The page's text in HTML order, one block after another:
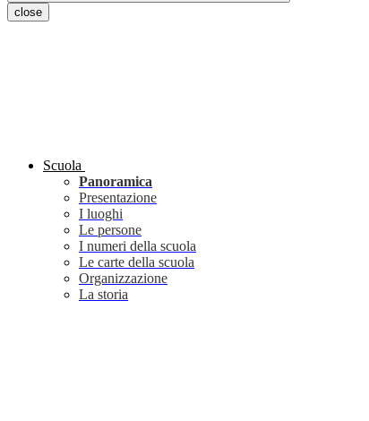
close
Scuola
Panoramica
Presentazione
I luoghi
Le persone
I numeri della scuola
Le carte della scuola
Organizzazione
La storia